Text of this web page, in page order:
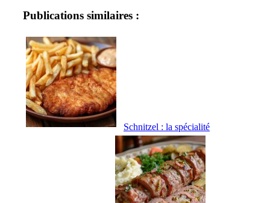
Publications similaires :
Schnitzel : la spécialité